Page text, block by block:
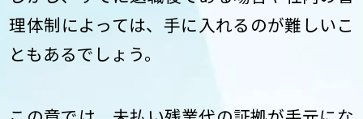
理体制によっては、手に入れるのが難しいこ
ともあるでしょう。